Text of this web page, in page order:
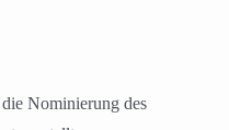
Nominierung des